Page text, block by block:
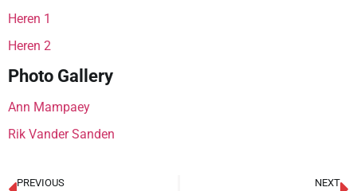
Heren 1
Heren 2
Photo Gallery
Ann Mampaey
Rik Vander Sanden
PREVIOUS NEXT